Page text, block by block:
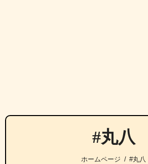
#丸八
ホームページ #丸八